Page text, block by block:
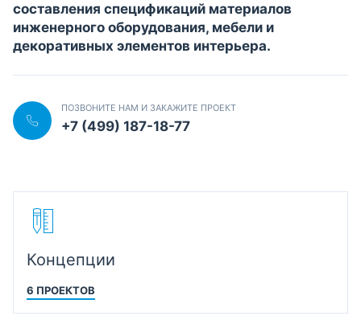
составления спецификаций материалов
инженерного оборудования, мебели и
декоративных элементов интерьера.
ПОЗВОНИТЕ НАМ И ЗАКАЖИТЕ ПРОЕКТ
+7 (499) 187-18-77
Концепции
6 ПРОЕКТОВ